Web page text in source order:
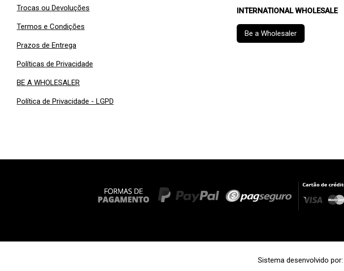
Trocas ou Devoluções
Termos e Condições
Prazos de Entrega
Políticas de Privacidade
BE A WHOLESALER
Política de Privacidade - LGPD
INTERNATIONAL WHOLESALE
Be a Wholesaler
Sistema desenvolvido por: